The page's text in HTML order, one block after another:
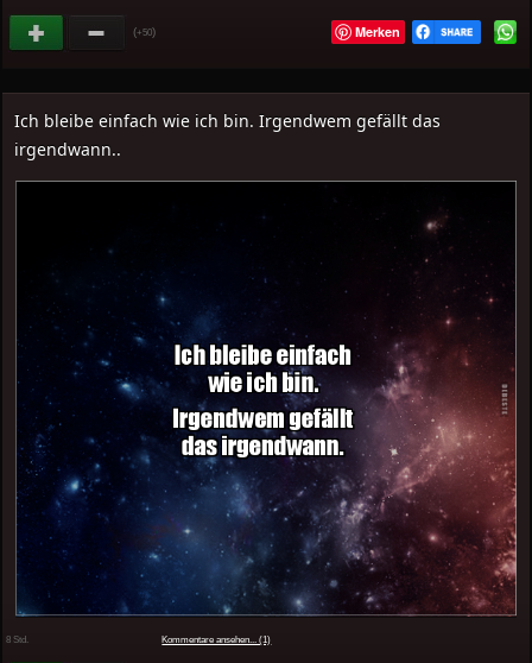
(+50) Merken
Ich bleibe einfach wie ich bin. Irgendwem gefällt das
irgendwann..
8 Std. Kommentare ansehen... (1)